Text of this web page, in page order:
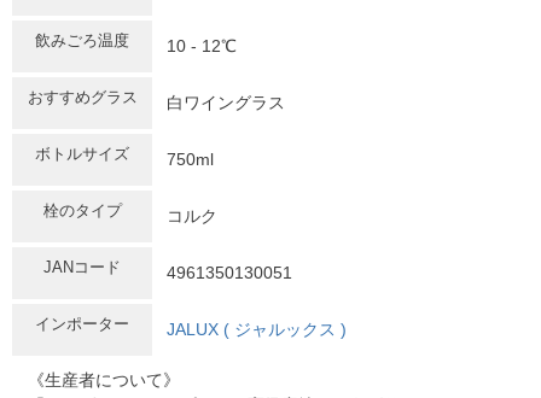
飲みごろ温度 10 - 12℃
おすすめグラス 白ワイングラス
ボトルサイズ 750ml
栓のタイプ コルク
JANコード 4961350130051
インポーター JALUX ( ジャルックス )
《生産者について》